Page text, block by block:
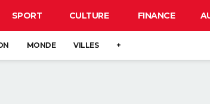
SPORT CULTURE FINANCE
MONDE VILLES +